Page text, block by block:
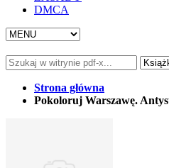
DMCA
Strona główna
Pokoloruj Warszawę.